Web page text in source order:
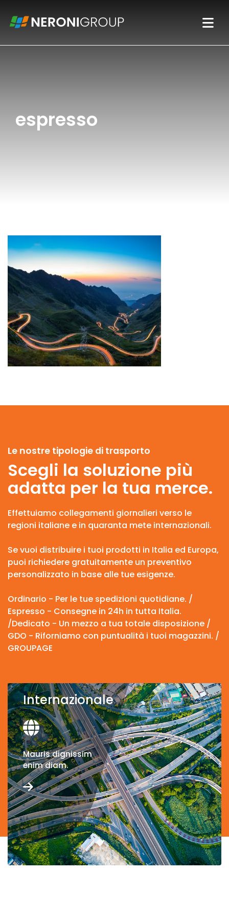
espresso
Le nostre tipologie di trasporto
Scegli la soluzione più
adatta per la tua merce.
Effettuiamo collegamenti giornalieri verso le
regioni italiane e in quaranta mete internazionali.
Se vuoi distribuire i tuoi prodotti in Italia ed Europa,
puoi richiedere gratuitamente un preventivo
personalizzato in base alle tue esigenze.
Ordinario - Per le tue spedizioni quotidiane. /
Espresso - Consegne in 24h in tutta Italia.
/Dedicato - Un mezzo a tua totale disposizione /
GDO - Riforniamo con puntualità i tuoi magazzini. /
GROUPAGE
Internazionale
Mauris dignissim
enim diam.